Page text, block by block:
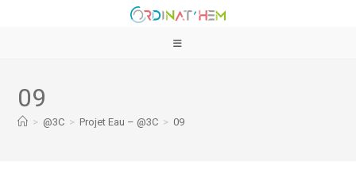
09
> @3C > Projet Eau – @3C > 09